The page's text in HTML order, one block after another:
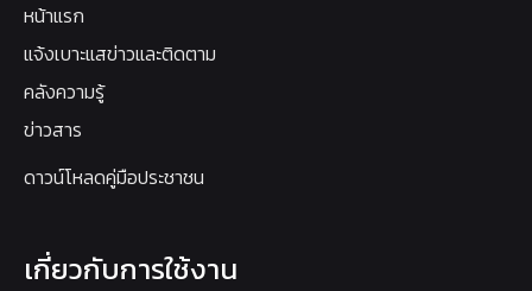
หน้าแรก
แจ้งเบาะแสข่าวและติดตาม
คลังความรู้
ข่าวสาร
ดาวน์โหลดคู่มือประชาชน
เกี่ยวกับการใช้งาน